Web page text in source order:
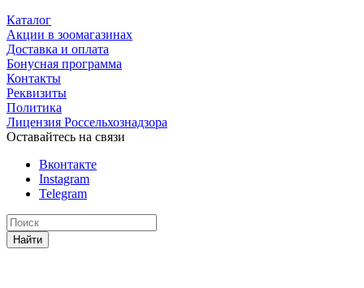
Каталог
Акции в зоомагазинах
Доставка и оплата
Бонусная программа
Контакты
Реквизиты
Политика
Лицензия Россельхознадзора
Оставайтесь на связи
Вконтакте
Instagram
Telegram
Найти